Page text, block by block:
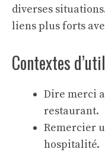
diverses
liens plus forts
Contextes
Dire merci
restaurant.
Remercier
hospitalité.